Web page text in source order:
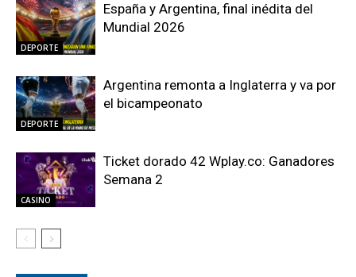
DEPORTE
España y Argentina, final inédita del
Mundial 2026
DEPORTE
Argentina remonta a Inglaterra y va por
el bicampeonato
CASINO
Ticket dorado 42 Wplay.co: Ganadores
Semana 2